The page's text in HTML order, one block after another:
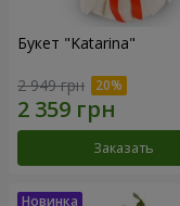
Букет "Katarina"
2 949 грн
Заказать